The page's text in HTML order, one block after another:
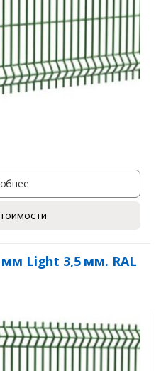
мм Light 3,5 мм. RAL